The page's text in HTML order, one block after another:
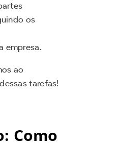
os
empresa.
ao
tarefas!
Como